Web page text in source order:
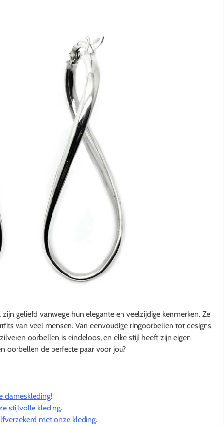
geliefd vanwege hun elegante en veelzijdige kenmerken. Ze
van veel mensen. Van eenvoudige ringoorbellen tot designs
oorbellen is eindeloos, en elke stijl heeft zijn eigen
oorbellen de perfecte paar voor jou?
dameskleding!
stijlvolle kleding.
met onze kleding.